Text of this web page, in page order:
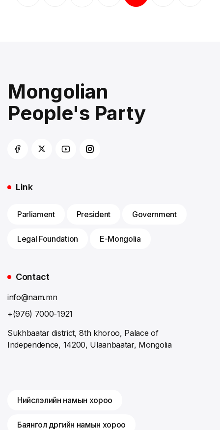
Mongolian
People's Party
Link
Parliament President Government
Legal Foundation E-Mongolia
Contact
info@nam.mn
+(976) 7000-1921
Sukhbaatar district, 8th khoroo, Palace of
Independence, 14200, Ulaanbaatar, Mongolia
Нийслэлийн намын хороо
Баянгол дүүргийн намын хороо